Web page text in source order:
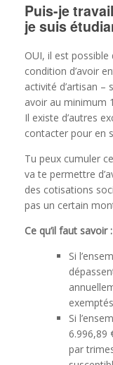
Puis-je
je suis
OUI, il est
condition d’avoir
activité d’artisan –
avoir au minimum
Il existe d’autres
contacter pour en
Tu peux cumuler
va te permettre
des cotisations
pas un certain
Ce qu’il faut savoir :
Si
Si
6.996,89
par